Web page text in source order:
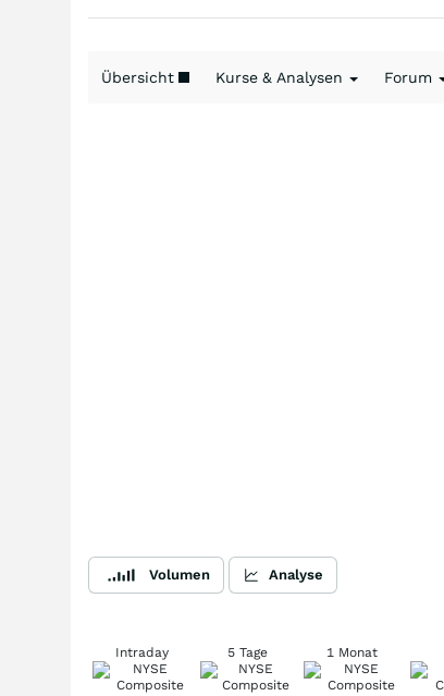
Übersicht Kurse & Analysen Forum
Volumen Analyse
Intraday 5 Tage 1 Monat